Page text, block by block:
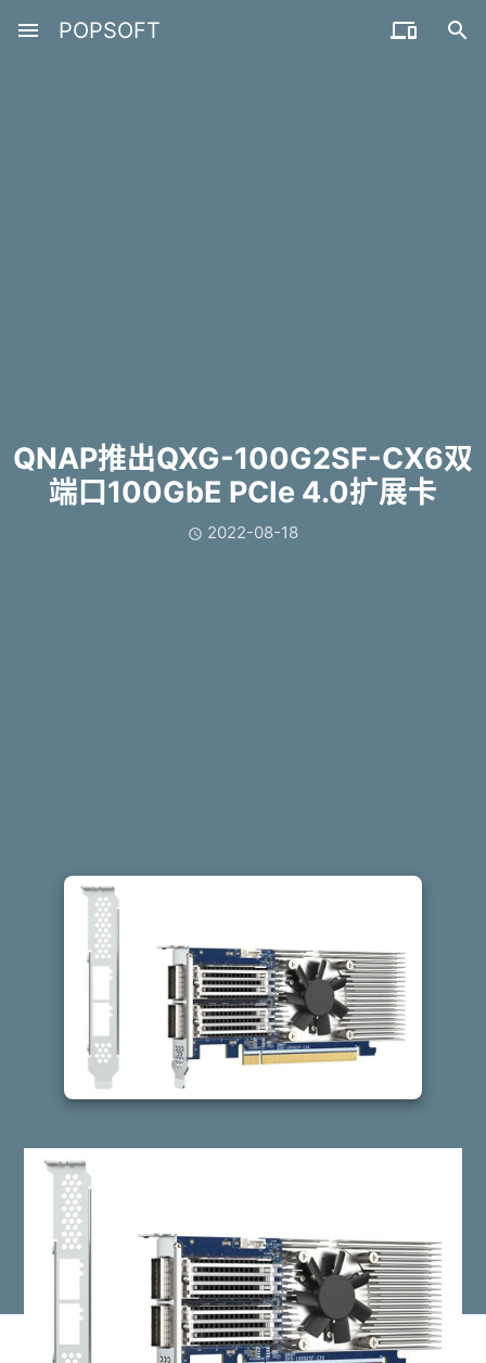
menu POPSOFT  
QNAP推出QXG-100G2SF-CX6双
端口100GbE PCIe 4.0扩展卡
 2022-08-18